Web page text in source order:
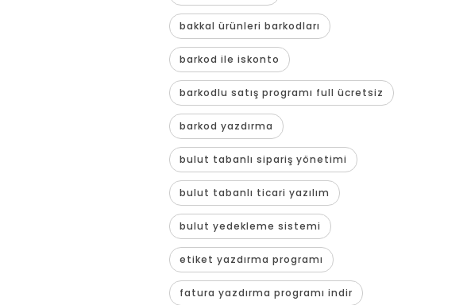
bakkal ürünleri barkodları
barkod ile iskonto
barkodlu satış programı full ücretsiz
barkod yazdırma
bulut tabanlı sipariş yönetimi
bulut tabanlı ticari yazılım
bulut yedekleme sistemi
etiket yazdırma programı
fatura yazdırma programı indir